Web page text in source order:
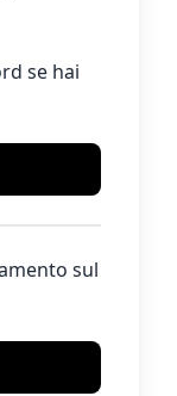
se hai
sul